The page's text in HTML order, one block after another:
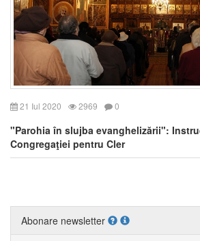
21 Iul 2020 2969 0
"Parohia în slujba evanghelizării":
Congregaţiei pentru Cler
Abonare newsletter